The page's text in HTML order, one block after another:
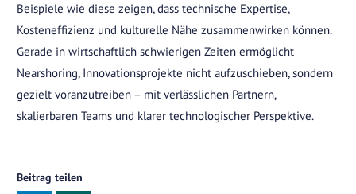
Beispiele wie diese zeigen, dass technische Expertise,
Kosteneffizienz und kulturelle Nähe zusammenwirken können.
Gerade in wirtschaftlich schwierigen Zeiten ermöglicht
Nearshoring, Innovationsprojekte nicht aufzuschieben, sondern
gezielt voranzutreiben – mit verlässlichen Partnern,
skalierbaren Teams und klarer technologischer Perspektive.
Beitrag teilen